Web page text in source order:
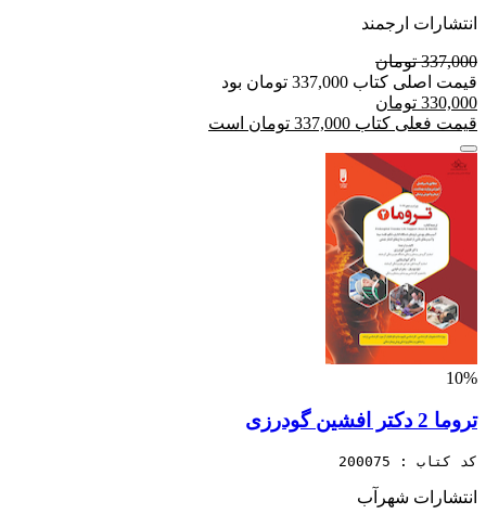
انتشارات ارجمند
337,000 تومان
قیمت اصلی کتاب 337,000 تومان بود
330,000 تومان
قیمت فعلی کتاب 337,000 تومان است
10%
تروما 2 دکتر افشین گودرزی
کد کتاب : 200075
انتشارات شهرآب